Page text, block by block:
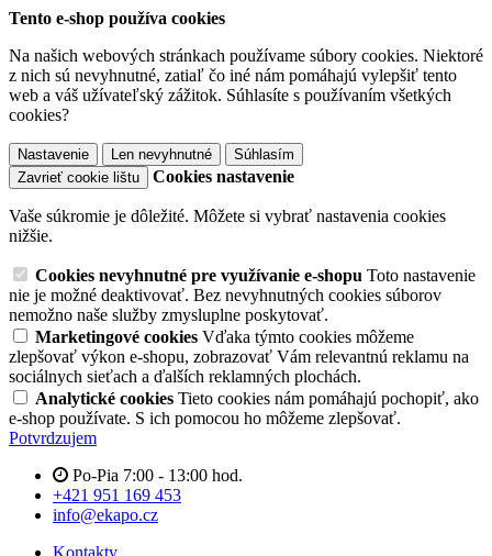
Tento e-shop používa cookies
Na našich webových stránkach používame súbory cookies. Niektoré
z nich sú nevyhnutné, zatiaľ čo iné nám pomáhajú vylepšiť tento
web a váš užívateľský zážitok. Súhlasíte s používaním všetkých
cookies?
Nastavenie Len nevyhnutné
Súhlasím
Zavrieť cookie lištu
Cookies nastavenie
Vaše súkromie je dôležité. Môžete si vybrať nastavenia cookies
nižšie.
Cookies nevyhnutné pre využívanie e-shopu Toto nastavenie
nie je možné deaktivovať. Bez nevyhnutných cookies súborov
nemožno naše služby zmysluplne poskytovať.
Marketingové cookies Vďaka týmto cookies môžeme
zlepšovať výkon e-shopu, zobrazovať Vám relevantnú reklamu na
sociálnych sieťach a ďalších reklamných plochách.
Analytické cookies Tieto cookies nám pomáhajú pochopiť, ako
e-shop používate. S ich pomocou ho môžeme zlepšovať.
Potvrdzujem
Po-Pia 7:00 - 13:00 hod.
+421 951 169 453
info@ekapo.cz
Kontakty